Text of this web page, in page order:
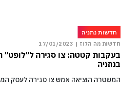
חדשות נתניה
חדשות מה הלוז | 17/01/2023
בעקבות קטטה: צו סגירה ל”לופט”
בנתניה
המשטרה הוציאה אמש צו סגירה לעסק